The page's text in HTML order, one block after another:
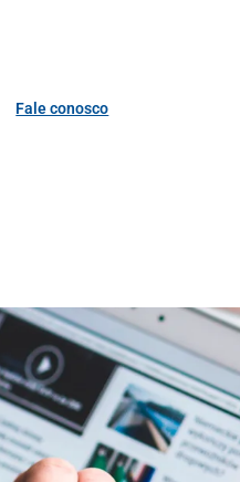
Fale conosco